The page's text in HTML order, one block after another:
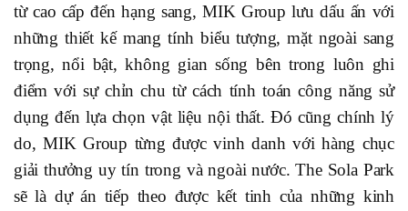
từ cao cấp đến hạng sang, MIK Group lưu dấu ấn với
những thiết kế mang tính biểu tượng, mặt ngoài sang
trọng, nổi bật, không gian sống bên trong luôn ghi
điểm với sự chỉn chu từ cách tính toán công năng sử
dụng đến lựa chọn vật liệu nội thất. Đó cũng chính lý
do, MIK Group từng được vinh danh với hàng chục
giải thưởng uy tín trong và ngoài nước. The Sola Park
sẽ là dự án tiếp theo được kết tinh của những kinh